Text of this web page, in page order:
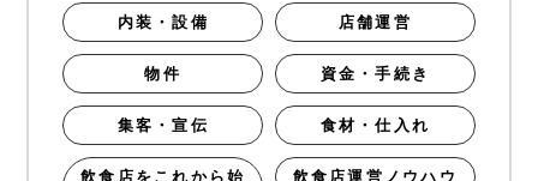
内装・設備 店舗運営
物件 資金・手続き
集客・宣伝 食材・仕入れ
飲食店をこれから始
飲食店運営ノウハウ